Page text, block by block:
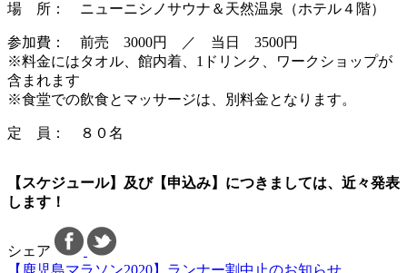
場 所： ニューニシノサウナ＆天然温泉（ホテル４階）
参加費： 前売 3000円 ／ 当日 3500円
※料金にはタオル、館内着、1ドリンク、ワークショップが
含まれます
※食堂での飲食とマッサージは、別料金となります。
定 員： ８０名
【スケジュール】及び【申込み】につきましては、近々発表
します！
シェア